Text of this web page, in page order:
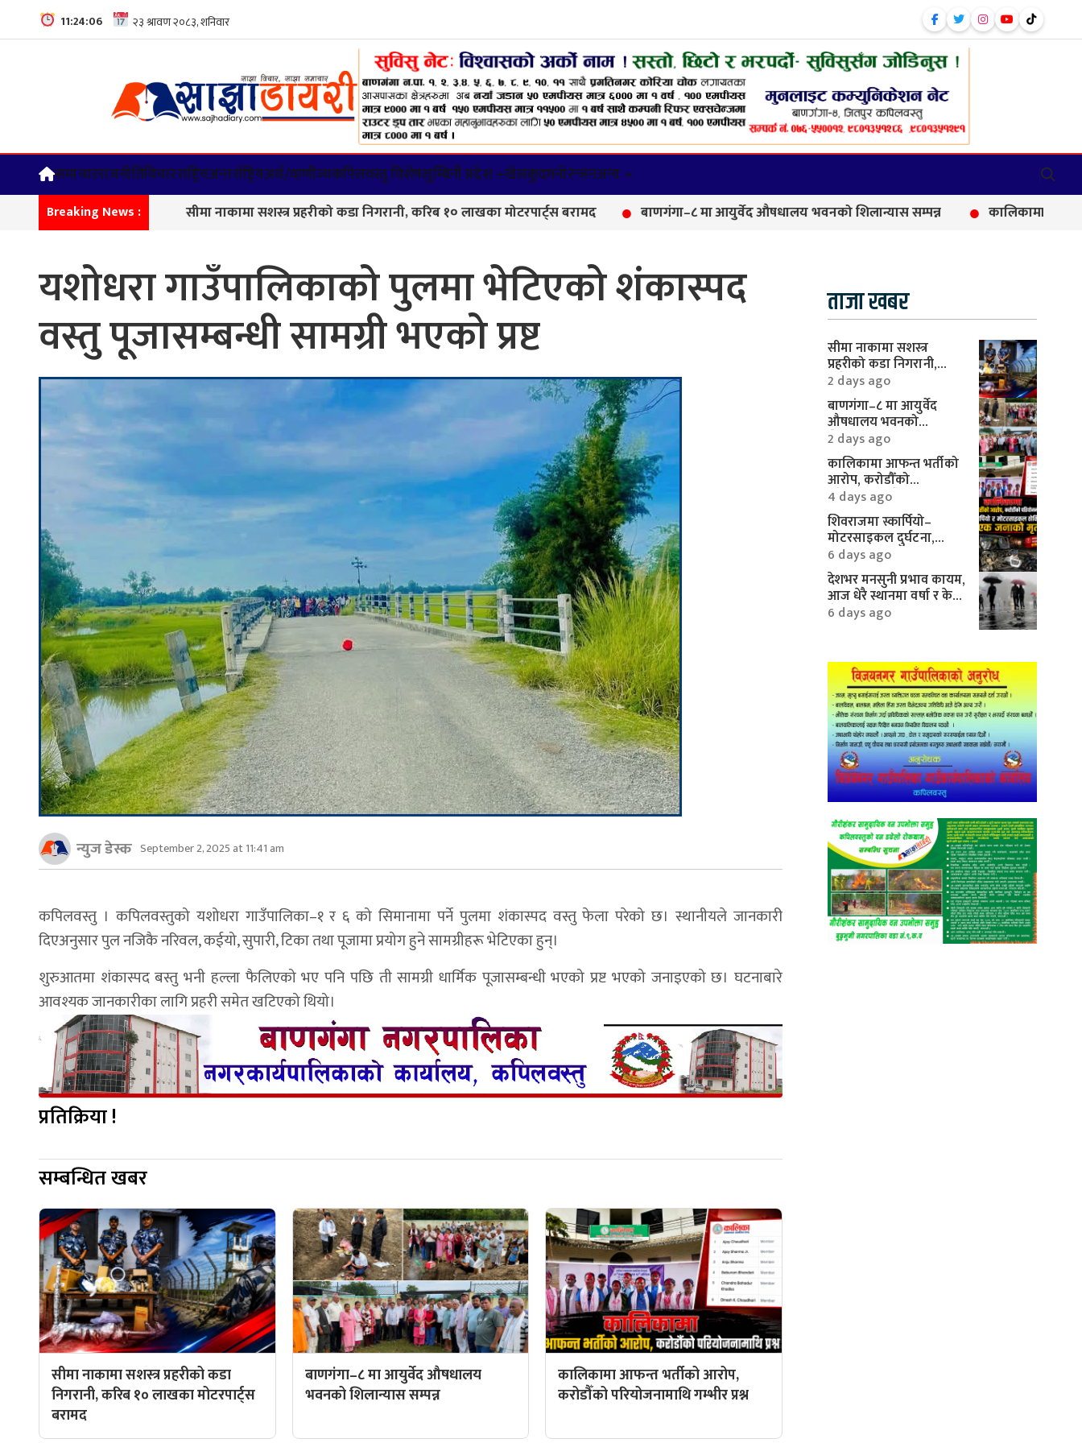
11:24:07
समाचारराजनीतिविचारराष्ट्रियअन्तर्राष्ट्रियअर्थ/वाणीज्यकपिलवस्तु विशेषलुम्बिनी प्रदेश +खेलकुदमनोरन्जनअन्य +
Breaking News :सीमा नाकामा सशस्त्र प्रहरीको कडा निगरानी, करिब १० लाखका मोटरपार्ट्स बरामद बाणगंगा–८ मा आयुर्वेद औषधालय भवनको शिलान्यास सम्पन्न कालिकामा आफन्त भर्तीको
यशोधरा गाउँपालिकाको पुलमा भेटिएको शंकास्पद
वस्तु पूजासम्बन्धी सामग्री भएको प्रष्ट
न्युज डेस्क September 2, 2025 at 11:41 am
कपिलवस्तु । कपिलवस्तुको यशोधरा गाउँपालिका–१ र ६ को सिमानामा पर्ने पुलमा शंकास्पद वस्तु फेला परेको छ। स्थानीयले जानकारी
दिएअनुसार पुल नजिकै नरिवल, कईयो, सुपारी, टिका तथा पूजामा प्रयोग हुने सामग्रीहरू भेटिएका हुन्।
शुरुआतमा शंकास्पद बस्तु भनी हल्ला फैलिएको भए पनि पछि ती सामग्री धार्मिक पूजासम्बन्धी भएको प्रष्ट भएको जनाइएको छ। घटनाबारे
आवश्यक जानकारीका लागि प्रहरी समेत खटिएको थियो।
प्रतिक्रिया !
सम्बन्धित खबर
सीमा नाकामा सशस्त्र प्रहरीको कडा
निगरानी, करिब १० लाखका मोटरपार्ट्स
बरामद
बाणगंगा–८ मा आयुर्वेद औषधालय
भवनको शिलान्यास सम्पन्न
कालिकामा आफन्त भर्तीको आरोप,
करोडौँको परियोजनामाथि गम्भीर प्रश्न
ताजा खबर
सीमा नाकामा सशस्त्र
प्रहरीको कडा निगरानी,
करिब १० लाखका
मोटरपार्ट्स बरामद
2 days ago
बाणगंगा–८ मा आयुर्वेद
औषधालय भवनको
शिलान्यास सम्पन्न
2 days ago
कालिकामा आफन्त भर्तीको
आरोप, करोडौँको
परियोजनामाथि गम्भीर प्रश्न
4 days ago
शिवराजमा स्कार्पियो–
मोटरसाइकल दुर्घटना,
एकको मृत्यु
6 days ago
देशभर मनसुनी प्रभाव कायम,
आज धेरै स्थानमा वर्षा र केही
क्षेत्रमा भारी वर्षाको
6 days ago